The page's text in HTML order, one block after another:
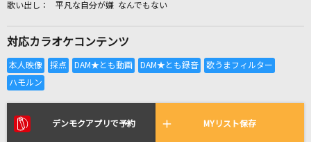
全国りれき
リアルタイムで歌われている曲の一覧
アンインストール
平凡な自分が嫌 なんでもない
対応カラオケコンテンツ
デンモクアプリで予約 MYリスト保存